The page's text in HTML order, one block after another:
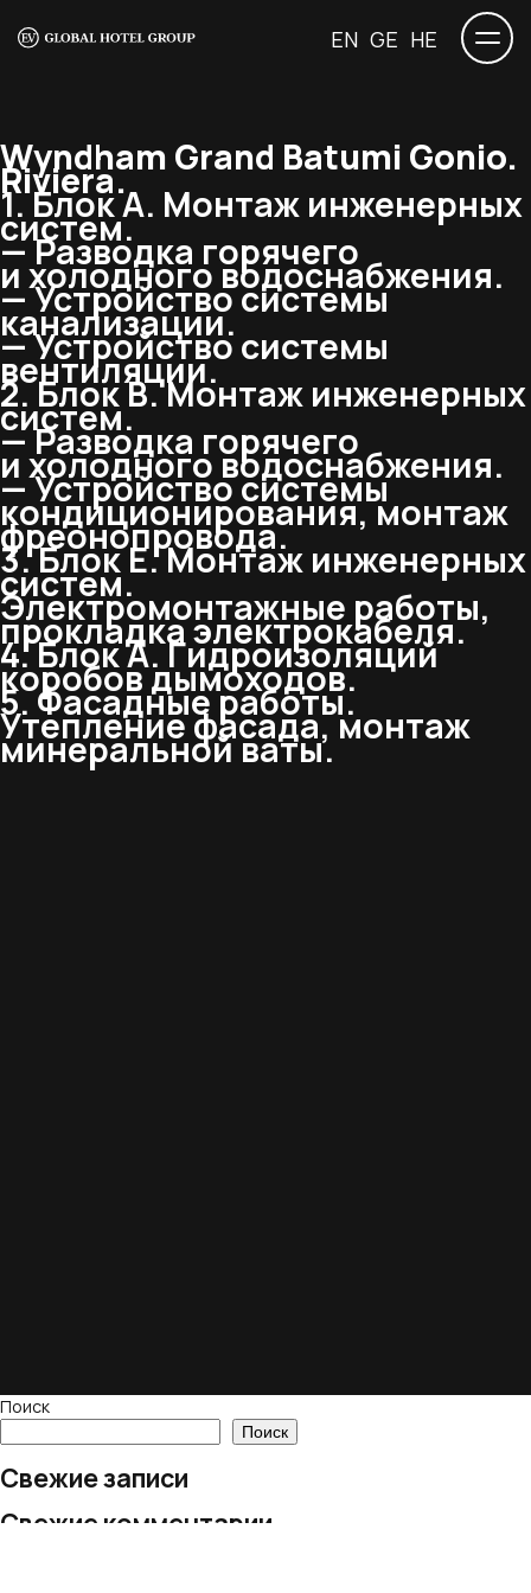
EN GE HE
Wyndham Grand Batumi Gonio.
Riviera.
1. Блок А. Монтаж инженерных
систем.
— Разводка горячего
и холодного водоснабжения.
— Устройство системы
канализации.
— Устройство системы
вентиляции.
2. Блок В. Монтаж инженерных
систем.
— Разводка горячего
и холодного водоснабжения.
— Устройство системы
кондиционирования, монтаж
фреонопровода.
3. Блок Е. Монтаж инженерных
систем.
Электромонтажные работы,
прокладка электрокабеля.
4. Блок А. Гидроизоляций
коробов дымоходов.
5. Фасадные работы.
Утепление фасада, монтаж
минеральной ваты.
Поиск
Поиск
Свежие записи
Свежие комментарии